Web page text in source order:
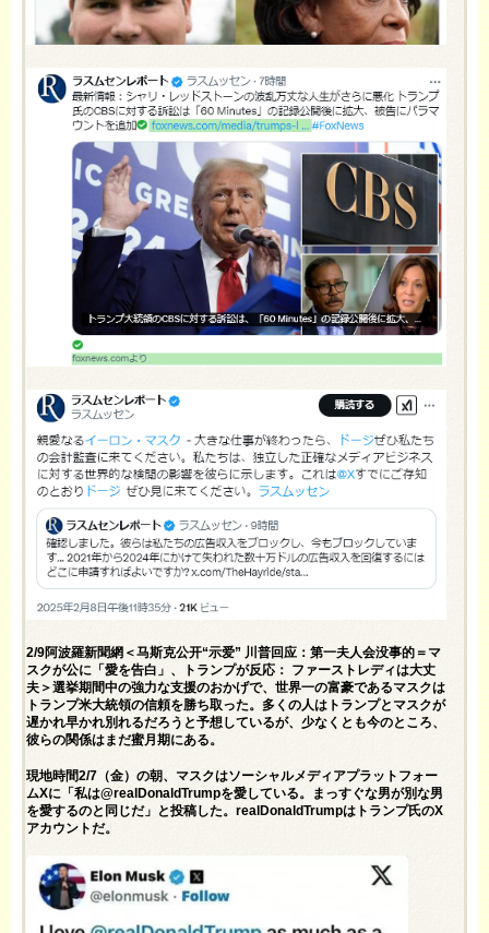
2/9阿波羅新聞網＜马斯克公开“示爱” 川普回应：第一夫人会没事的＝マ
スクが公に「愛を告白」、トランプが反応： ファーストレディは大丈
夫＞選挙期間中の強力な支援のおかげで、世界一の富豪であるマスクは
トランプ米大統領の信頼を勝ち取った。多くの人はトランプとマスクが
遅かれ早かれ別れるだろうと予想しているが、少なくとも今のところ、
彼らの関係はまだ蜜月期にある。
現地時間2/7（金）の朝、マスクはソーシャルメディアプラットフォー
ムXに「私は@realDonaldTrumpを愛している。まっすぐな男が別な男
を愛するのと同じだ」と投稿した。realDonaldTrumpはトランプ氏のX
アカウントだ。